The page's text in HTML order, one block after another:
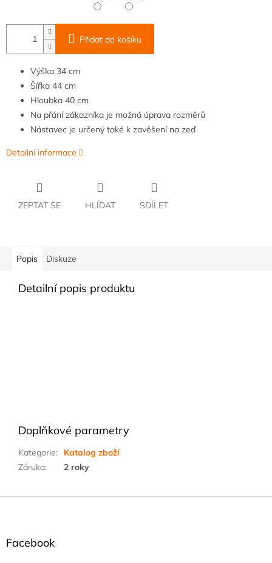
Přidat do košíku
Výška 34 cm
Šířka 44 cm
Hloubka 40 cm
Na přání zákazníka je možná úprava rozměrů
Nástavec je určený také k zavěšení na zeď
Detailní informace
ZEPTAT SE HLÍDAT SDÍLET
Popis Diskuze
Detailní popis produktu
Doplňkové parametry
Kategorie:
Katalog zboží
Záruka: 2 roky
Z
Facebook